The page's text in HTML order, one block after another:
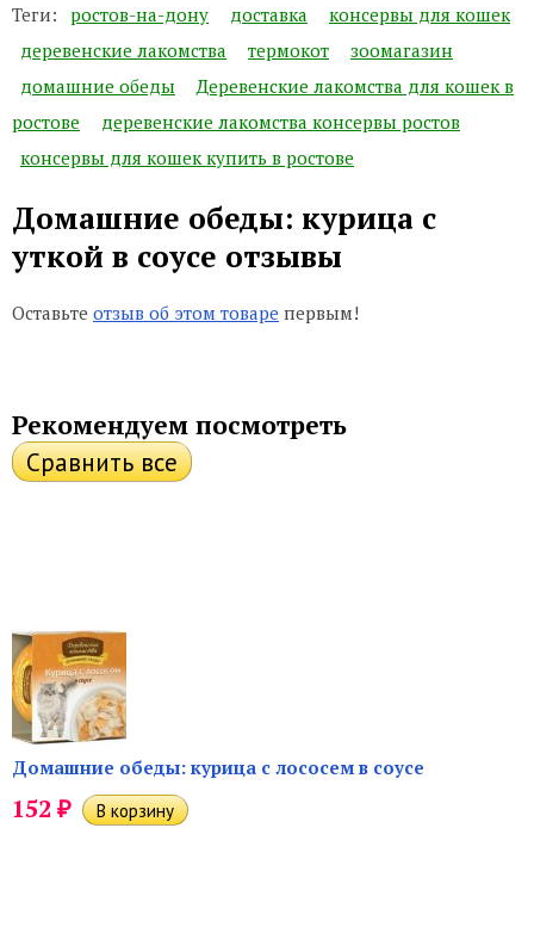
Теги: ростов-на-дону доставка
консервы для кошек
деревенские лакомства
термокот
зоомагазин
домашние обеды
Деревенские лакомства для кошек в
ростове
деревенские лакомства консервы ростов
консервы для кошек купить в ростове
Домашние обеды: курица с
уткой в соусе отзывы
Оставьте отзыв об этом товаре первым!
Рекомендуем посмотреть
Домашние обеды: курица с лососем в соусе
152 ₽